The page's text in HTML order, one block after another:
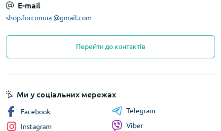
E-mail
shop.forcomua @gmail.com
Перейти до контактів
Ми у соціальних мережах
Facebook
Instagram
Telegram
Viber